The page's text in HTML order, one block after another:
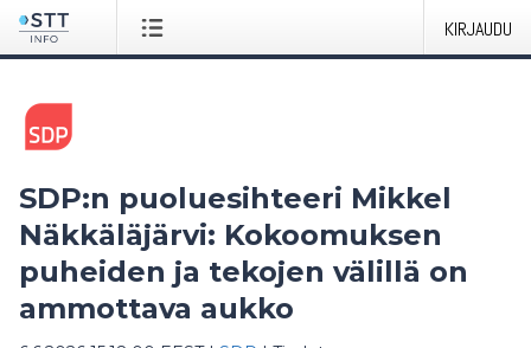
KIRJAUDU
SDP:n puoluesihteeri Mikkel
Näkkäläjärvi: Kokoomuksen
puheiden ja tekojen välillä on
ammottava aukko